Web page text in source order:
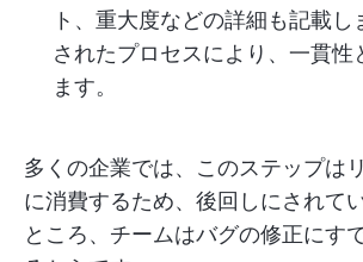
ト、重大度などの詳細も記載し
されたプロセスにより、一貫性
ます。
多くの企業では、このステップは
に消費するため、後回しにされて
ところ、チームはバグの修正にす